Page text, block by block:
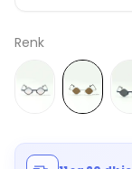
Renk